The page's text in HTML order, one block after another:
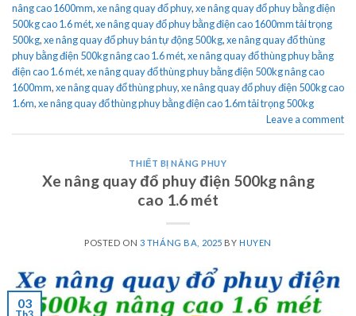
nâng cao 1600mm,xe nâng quay đổ phuy,xe nâng quay đổ phuy bằng điện
500kg cao 1.6 mét,xe nâng quay đổ phuy bằng điện cao 1600mm tải trọng
500kg,xe nâng quay đổ phuy bán tự động 500kg,xe nâng quay đổ thùng
phuy bằng điện 500kg nâng cao 1.6 mét,xe nâng quay đổ thùng phuy bằng
điện cao 1.6 mét,xe nâng quay đổ thùng phuy bằng điện 500kg nâng cao
1600mm,xe nâng quay đổ thùng phuy,xe nâng quay đổ phuy điện 500kg cao
1.6m,xe nâng quay đổ thùng phuy bằng điện cao 1.6m tải trọng 500kg
Leave a comment
THIẾT BỊ NÂNG PHUY
Xe nâng quay đổ phuy điện 500kg nâng
cao 1.6 mét
POSTED ON 3 THÁNG BA, 2025 BY HUYEN
03